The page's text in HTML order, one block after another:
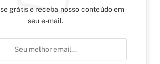
grátis e receba nosso conteúdo em
seu e-mail.